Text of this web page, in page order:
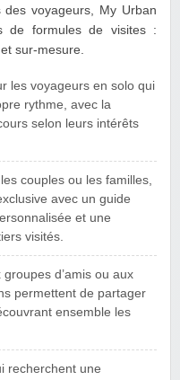
voyageurs, My Urban
de formules de visites :
sur-mesure.
les voyageurs en solo qui
rythme, avec la
selon leurs intérêts
couples ou les familles,
avec un guide
et une
visités.
d’amis ou aux
permettent de partager
ensemble les
recherchent une